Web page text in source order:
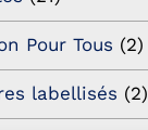
Pour Tous (2)
labellisés (2)